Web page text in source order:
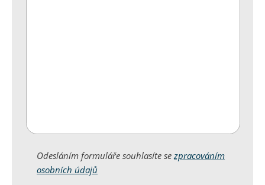
Odesláním formuláře souhlasíte sezpracováním
osobních údajů